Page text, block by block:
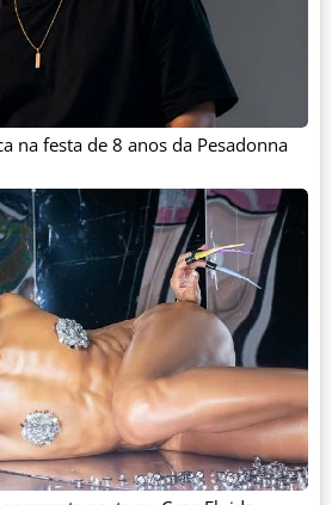
na festa de 8 anos da Pesadonna